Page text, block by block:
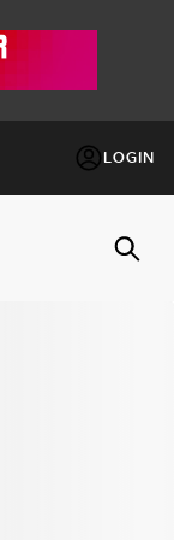
LOGIN
FACTOR